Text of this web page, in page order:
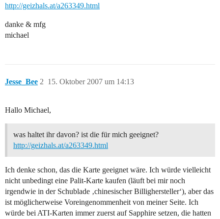
http://geizhals.at/a263349.html
danke & mfg
michael
Jesse_Bee 15. Oktober 2007 um 14:13
2
Hallo Michael,
was haltet ihr davon? ist die für mich geeignet?
http://geizhals.at/a263349.html
Ich denke schon, das die Karte geeignet wäre. Ich würde vielleicht
nicht unbedingt eine Palit-Karte kaufen (läuft bei mir noch
irgendwie in der Schublade ‚chinesischer Billighersteller‘), aber das
ist möglicherweise Voreingenommenheit von meiner Seite. Ich
würde bei ATI-Karten immer zuerst auf Sapphire setzen, die hatten